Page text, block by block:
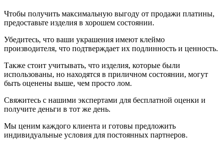
Чтобы получить максимальную выгоду от продажи платины,
предоставьте изделия в хорошем состоянии.
Убедитесь, что ваши украшения имеют клеймо
производителя, что подтверждает их подлинность и ценность.
Также стоит учитывать, что изделия, которые были
использованы, но находятся в приличном состоянии, могут
быть оценены выше, чем просто лом.
Свяжитесь с нашими экспертами для бесплатной оценки и
получите деньги в тот же день.
Мы ценим каждого клиента и готовы предложить
индивидуальные условия для постоянных партнеров.